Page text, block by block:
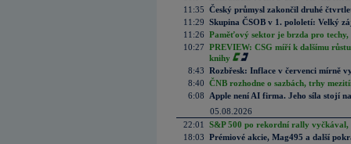
11:35 Český průmysl zakončil druhé
11:29 Skupina ČSOB v 1. pololetí: Velký
11:26 Paměťový sektor je brzda pro techy,
10:27 PREVIEW: CSG míří k dalšímu
knihy
8:43 Rozbřesk: Inflace v červenci mírně
8:40 ČNB rozhodne o sazbách, trhy
6:08
Apple není AI firma. Jeho síla stojí
05.08.2026
22:01
S&P 500 po rekordní rally vyčkával,
18:03 Prémiové akcie, Mag495 a další